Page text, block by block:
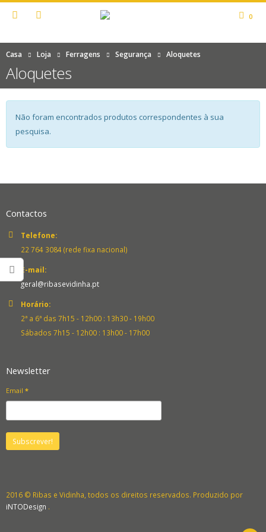
0
Casa Loja Ferragens Segurança Aloquetes
Aloquetes
Não foram encontrados produtos correspondentes à sua
pesquisa.
Contactos
Telefone:
22 764 3084 (rede fixa nacional)
E-mail:
geral@ribasevidinha.pt
Horário:
2ª a 6ª das 7h15 - 12h00 : 13h30 - 19h00
Sábados 7h15 - 12h00 : 13h00 - 17h00
Newsletter
Email *
2016 © Ribas e Vidinha, todos os direitos reservados. Produzido por
iNTODesign .